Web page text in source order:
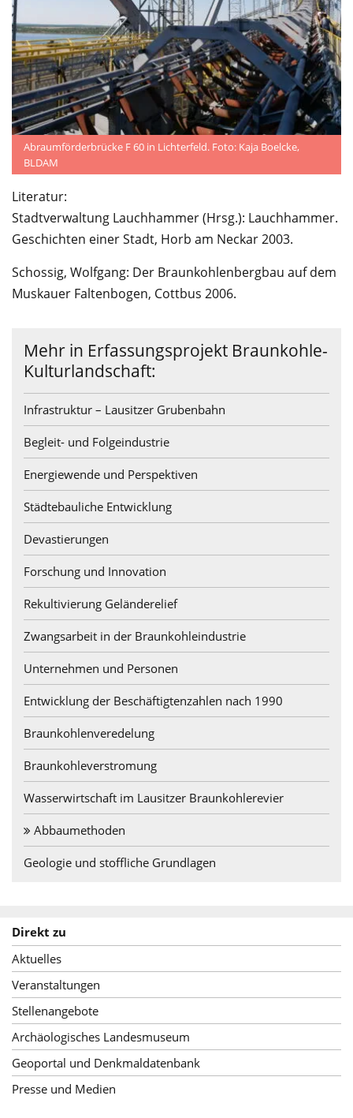
Abraumförderbrücke F 60 in Lichterfeld. Foto: Kaja Boelcke,
BLDAM
Literatur:
Stadtverwaltung Lauchhammer (Hrsg.): Lauchhammer.
Geschichten einer Stadt, Horb am Neckar 2003.
Schossig, Wolfgang: Der Braunkohlenbergbau auf dem
Muskauer Faltenbogen, Cottbus 2006.
Mehr in Erfassungsprojekt Braunkohle-
Kulturlandschaft:
Infrastruktur – Lausitzer Grubenbahn
Begleit- und Folgeindustrie
Energiewende und Perspektiven
Städtebauliche Entwicklung
Devastierungen
Forschung und Innovation
Rekultivierung Geländerelief
Zwangsarbeit in der Braunkohleindustrie
Unternehmen und Personen
Entwicklung der Beschäftigtenzahlen nach 1990
Braunkohlenveredelung
Braunkohleverstromung
Wasserwirtschaft im Lausitzer Braunkohlerevier
Abbaumethoden
Geologie und stoffliche Grundlagen
Direkt zu
Aktuelles
Veranstaltungen
Stellenangebote
Archäologisches Landesmuseum
Geoportal und Denkmaldatenbank
Presse und Medien